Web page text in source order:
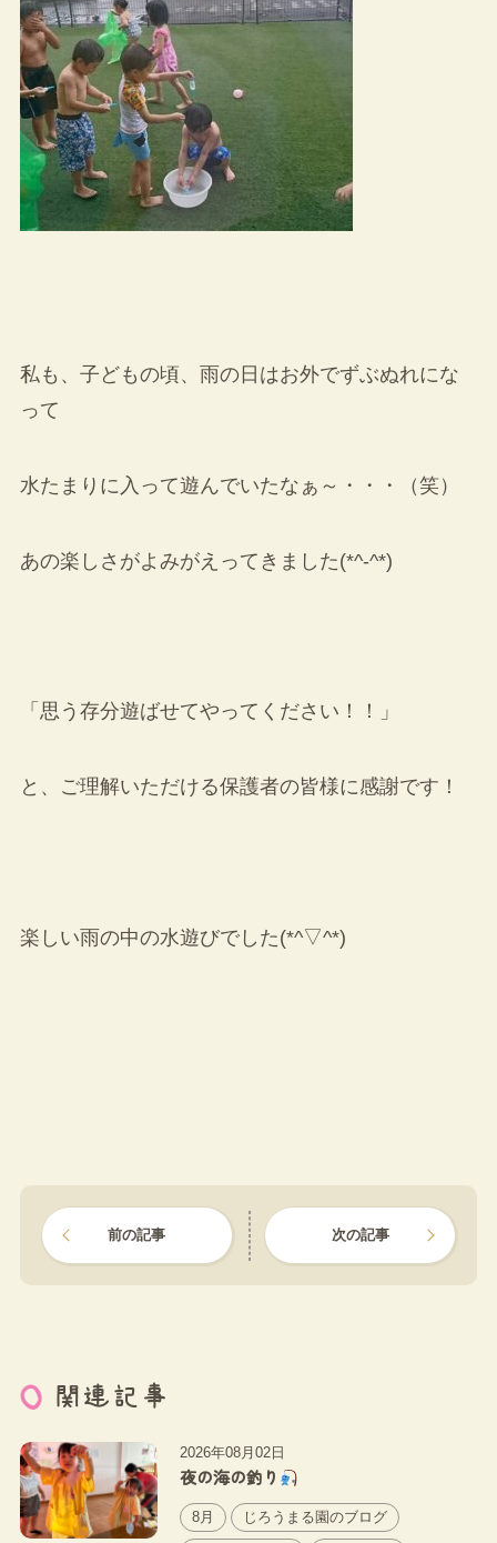
私も、子どもの頃、雨の日はお外でずぶぬれにな
って
水たまりに入って遊んでいたなぁ～・・・（笑）
あの楽しさがよみがえってきました(*^-^*)
「思う存分遊ばせてやってください！！」
と、ご理解いただける保護者の皆様に感謝です！
楽しい雨の中の水遊びでした(*^▽^*)
前の記事 次の記事
関連記事
2026年08月02日
夜の海の釣り
8月 じろうまる園のブログ